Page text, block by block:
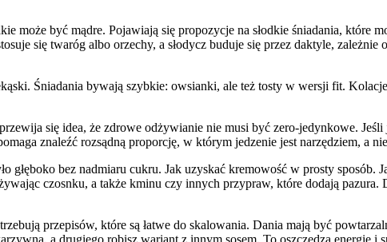
może być mądre. Pojawiają się propozycje na słodkie śniadania, które
się twaróg albo orzechy, a słodycz buduje się przez daktyle,
Śniadania bywają szybkie: owsianki, ale też tosty w wersji fit.
się idea, że zdrowe odżywianie nie musi być zero-jedynkowe.
znaleźć rozsądną proporcję, w którym jedzenie jest narzędziem, a
bez nadmiaru cukru. Jak uzyskać kremowość w prosty sposób.
czosnku, a także kminu czy innych przypraw, które dodają
przepisów, które są łatwe do skalowania. Dania mają być
a drugiego robisz wariant z innym sosem. To oszczędza energię i